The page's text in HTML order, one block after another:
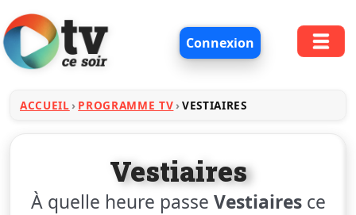
Connexion
ACCUEIL PROGRAMME TV VESTIAIRES
Vestiaires
À quelle heure passe Vestiairesce